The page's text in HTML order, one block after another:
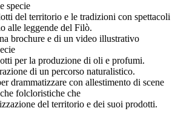
specie
del territorio e le tradizioni con spettacoli
alle leggende del Filò.
brochure e di un video illustrativo
per la produzione di oli e profumi.
di un percorso naturalistico.
drammatizzare con allestimento di scene
folcloristiche che
del territorio e dei suoi prodotti.